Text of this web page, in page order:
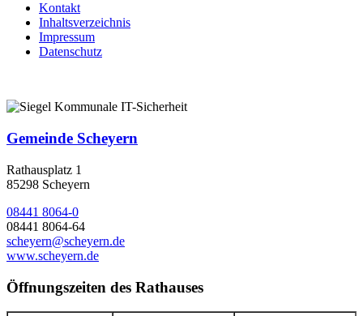
Kontakt
Inhaltsverzeichnis
Impressum
Datenschutz
Gemeinde Scheyern
Rathausplatz 1
85298 Scheyern
08441 8064-0
08441 8064-64
scheyern@scheyern.de
www.scheyern.de
Öffnungszeiten des Rathauses